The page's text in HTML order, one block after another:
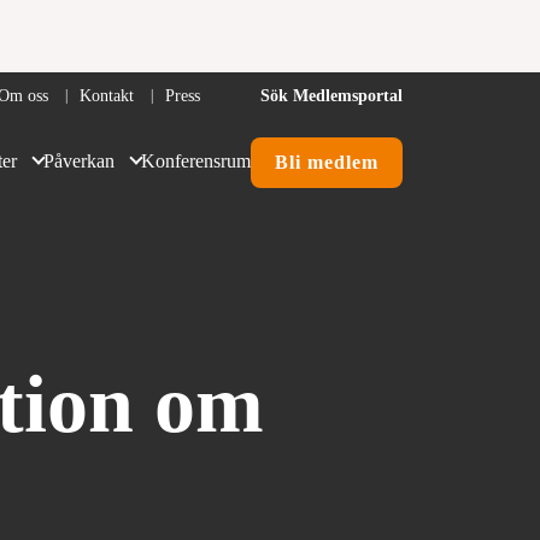
oss Kontakt Press Sök Medlemsportal
Påverkan Konferensrum Bli medlem
om